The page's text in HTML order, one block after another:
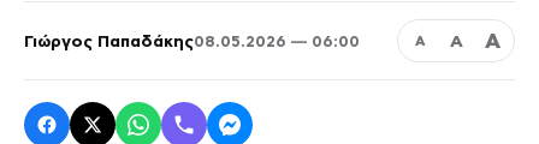
Γιώργος Παπαδάκης08.05.2026 — 06:00 Α Α Α